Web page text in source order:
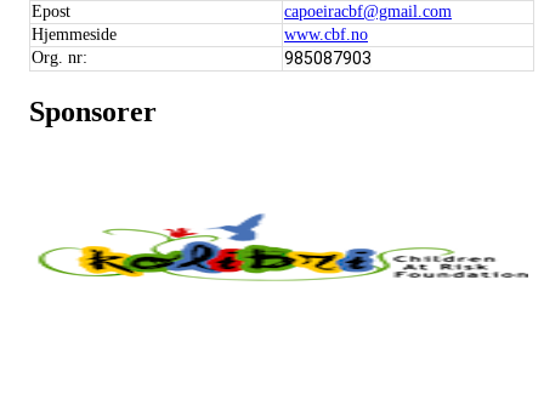
Epost
capoeiracbf@gmail.com
Hjemmeside
www.cbf.no
Org. nr:
985087903
Sponsorer